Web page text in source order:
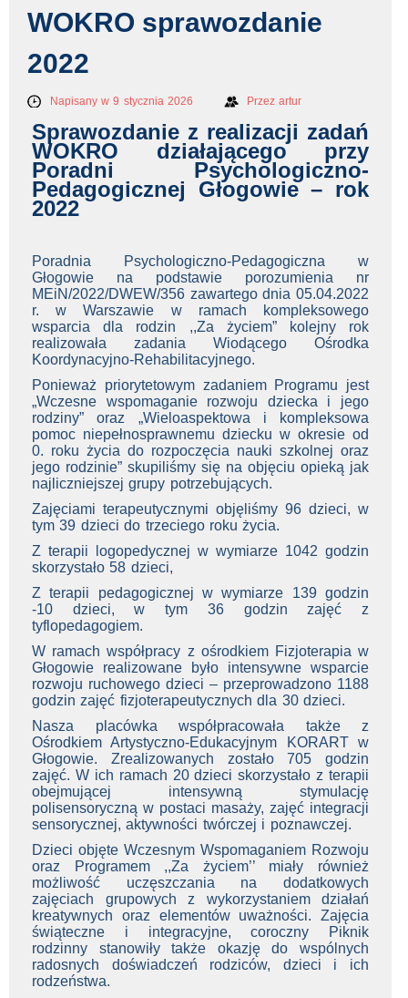
WOKRO sprawozdanie
2022
Napisany w 9 stycznia 2026 Przezartur
Sprawozdanie z realizacji zadań
WOKRO działającego przy
Poradni Psychologiczno-
Pedagogicznej Głogowie – rok
2022
Poradnia Psychologiczno-Pedagogiczna w
Głogowie na podstawie porozumienia nr
MEiN/2022/DWEW/356 zawartego dnia 05.04.2022
r. w Warszawie w ramach kompleksowego
wsparcia dla rodzin ,,Za życiem” kolejny rok
realizowała zadania Wiodącego Ośrodka
Koordynacyjno-Rehabilitacyjnego.
Ponieważ priorytetowym zadaniem Programu jest
„Wczesne wspomaganie rozwoju dziecka i jego
rodziny” oraz „Wieloaspektowa i kompleksowa
pomoc niepełnosprawnemu dziecku w okresie od
0. roku życia do rozpoczęcia nauki szkolnej oraz
jego rodzinie” skupiliśmy się na objęciu opieką jak
najliczniejszej grupy potrzebujących.
Zajęciami terapeutycznymi objęliśmy 96 dzieci, w
tym 39 dzieci do trzeciego roku życia.
Z terapii logopedycznej w wymiarze 1042 godzin
skorzystało 58 dzieci,
Z terapii pedagogicznej w wymiarze 139 godzin
-10 dzieci, w tym 36 godzin zajęć z
tyflopedagogiem.
W ramach współpracy z ośrodkiem Fizjoterapia w
Głogowie realizowane było intensywne wsparcie
rozwoju ruchowego dzieci – przeprowadzono 1188
godzin zajęć fizjoterapeutycznych dla 30 dzieci.
Nasza placówka współpracowała także z
Ośrodkiem Artystyczno-Edukacyjnym KORART w
Głogowie. Zrealizowanych zostało 705 godzin
zajęć. W ich ramach 20 dzieci skorzystało z terapii
obejmującej intensywną stymulację
polisensoryczną w postaci masaży, zajęć integracji
sensorycznej, aktywności twórczej i poznawczej.
Dzieci objęte Wczesnym Wspomaganiem Rozwoju
oraz Programem ,,Za życiem’’ miały również
możliwość uczęszczania na dodatkowych
zajęciach grupowych z wykorzystaniem działań
kreatywnych oraz elementów uważności. Zajęcia
świąteczne i integracyjne, coroczny Piknik
rodzinny stanowiły także okazję do wspólnych
radosnych doświadczeń rodziców, dzieci i ich
rodzeństwa.